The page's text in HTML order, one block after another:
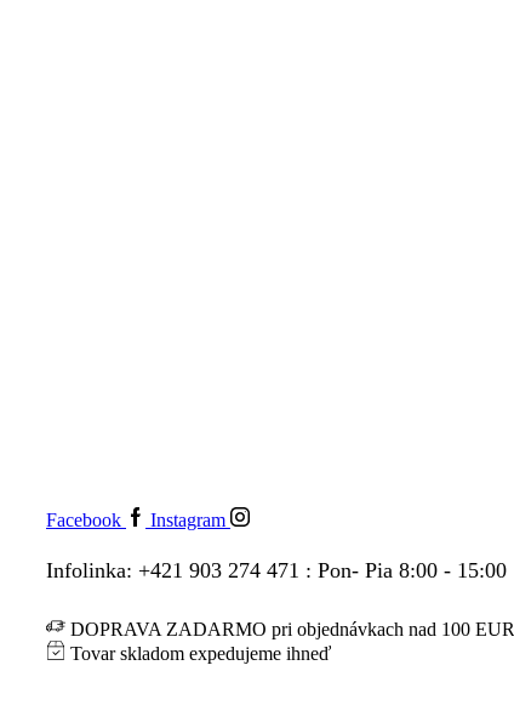
Facebook Instagram
Infolinka: +421 903 274 471 : Pon- Pia 8:00 - 15:00
DOPRAVA ZADARMO pri objednávkach nad 100 EUR
Tovar skladom expedujeme ihneď